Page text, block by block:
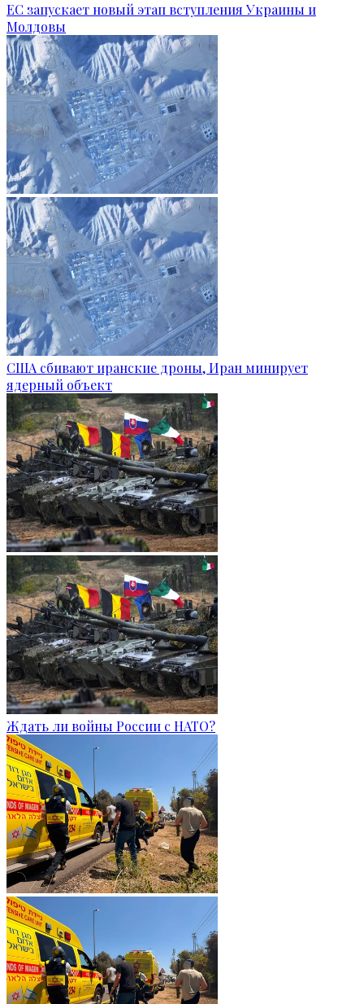
ЕС запускает новый этап вступления Украины и
Молдовы
США сбивают иранские дроны, Иран минирует
ядерный объект
Ждать ли войны России с НАТО?